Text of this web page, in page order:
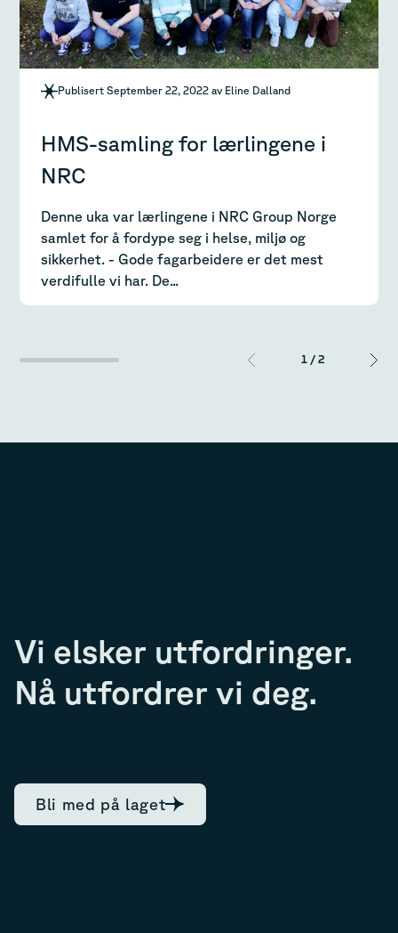
Publisert September 22, 2022 av Eline Dalland
HMS-samling for lærlingene i
NRC
Denne uka var lærlingene i NRC Group Norge
samlet for å fordype seg i helse, miljø og
sikkerhet. - Gode fagarbeidere er det mest
verdifulle vi har. De...
1/ 2
Vi elsker utfordringer.
Nå utfordrer vi deg.
Bli med på laget